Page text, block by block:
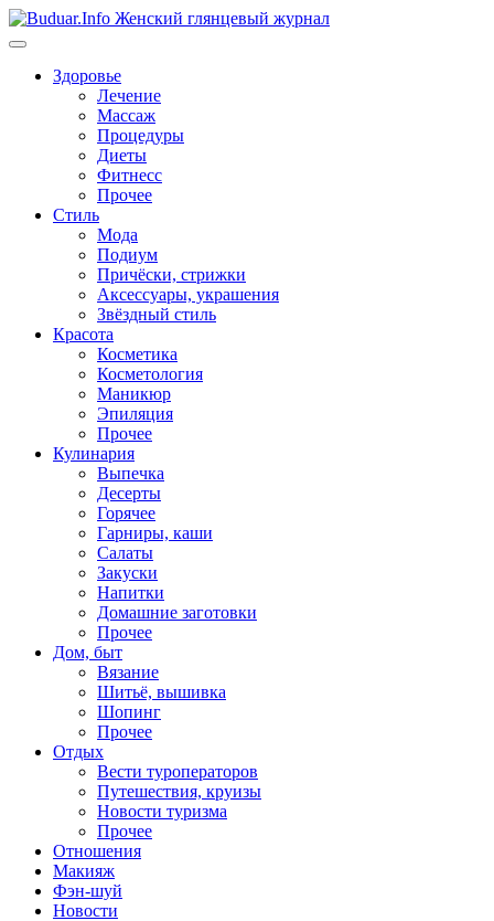
Перейти
к
Здоровье
Лечение
Массаж
Процедуры
Диеты
Фитнесс
Прочее
Стиль
Мода
Подиум
Причёски, стрижки
Аксессуары, украшения
Звёздный стиль
Красота
Косметика
Косметология
Маникюр
Эпиляция
Прочее
Кулинария
Выпечка
Десерты
Горячее
Гарниры, каши
Салаты
Закуски
Напитки
Домашние заготовки
Прочее
Дом, быт
Вязание
Шитьё, вышивка
Шопинг
Прочее
Отдых
Вести туроператоров
Путешествия, круизы
Новости туризма
Прочее
Отношения
Макияж
Фэн-шуй
Новости